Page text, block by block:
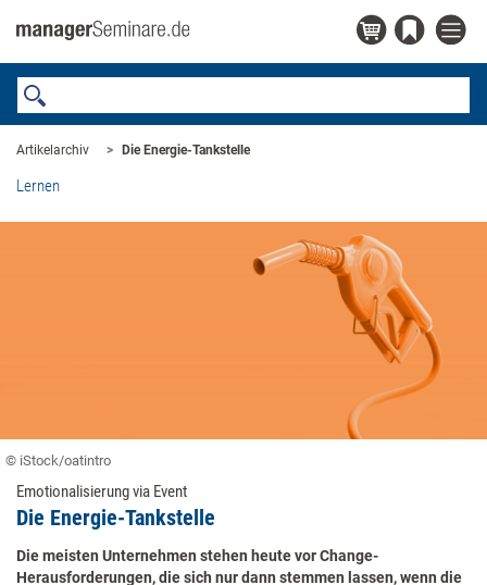
Artikelarchiv Die Energie-Tankstelle
Lernen
© iStock/oatintro
Emotionalisierung via Event
Die Energie-Tankstelle
Die meisten Unternehmen stehen heute vor Change-
Herausforderungen, die sich nur dann stemmen lassen, wenn die